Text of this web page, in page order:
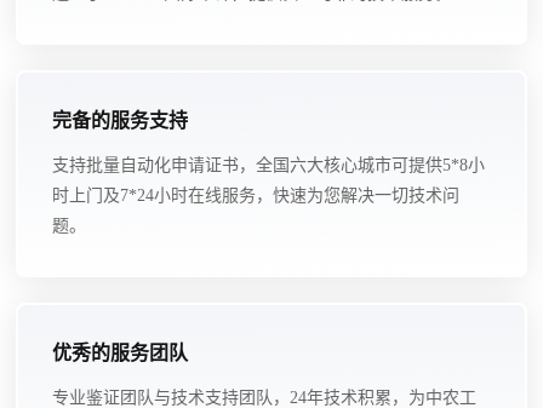
完备的服务支持
支持批量自动化申请证书，全国六大核心城市可提供5*8小
时上门及7*24小时在线服务，快速为您解决一切技术问
题。
优秀的服务团队
专业鉴证团队与技术支持团队，24年技术积累，为中农工